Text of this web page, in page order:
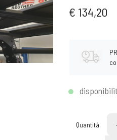
€ 134,20
Quantità